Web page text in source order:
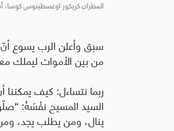
المطران كريكور اوغسطينوس كوسا،
سبق وأعلن الرب يسوع
من بين الأموات ليملك
ربما نتساءل: كيف
السيد المسيح نفْسَهُ:
ينال، ومن يطلب يجد، ومن